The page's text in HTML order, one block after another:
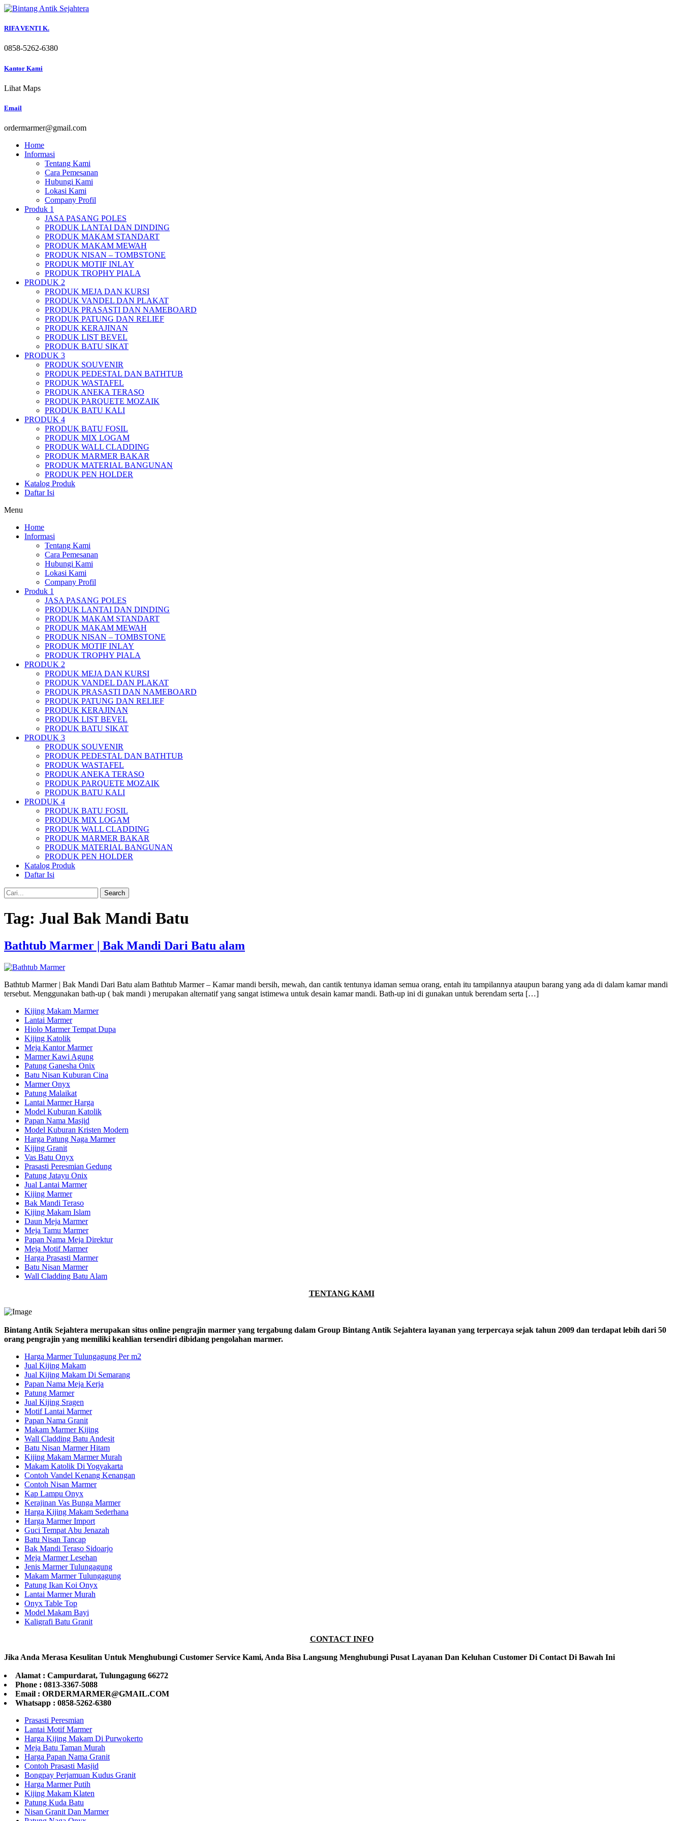
Skip
content
RIFA VENTI K.
0858-5262-6380
Kantor Kami
Lihat Maps
Email
ordermarmer@gmail.com
Home
Informasi
Tentang Kami
Cara Pemesanan
Hubungi Kami
Lokasi Kami
Company Profil
Produk 1
JASA PASANG POLES
PRODUK LANTAI DAN DINDING
PRODUK MAKAM STANDART
PRODUK MAKAM MEWAH
PRODUK NISAN – TOMBSTONE
PRODUK MOTIF INLAY
PRODUK TROPHY PIALA
PRODUK 2
PRODUK MEJA DAN KURSI
PRODUK VANDEL DAN PLAKAT
PRODUK PRASASTI DAN NAMEBOARD
PRODUK PATUNG DAN RELIEF
PRODUK KERAJINAN
PRODUK LIST BEVEL
PRODUK BATU SIKAT
PRODUK 3
PRODUK SOUVENIR
PRODUK PEDESTAL DAN BATHTUB
PRODUK WASTAFEL
PRODUK ANEKA TERASO
PRODUK PARQUETE MOZAIK
PRODUK BATU KALI
PRODUK 4
PRODUK BATU FOSIL
PRODUK MIX LOGAM
PRODUK WALL CLADDING
PRODUK MARMER BAKAR
PRODUK MATERIAL BANGUNAN
PRODUK PEN HOLDER
Katalog Produk
Daftar Isi
Menu
Home
Informasi
Tentang Kami
Cara Pemesanan
Hubungi Kami
Lokasi Kami
Company Profil
Produk 1
JASA PASANG POLES
PRODUK LANTAI DAN DINDING
PRODUK MAKAM STANDART
PRODUK MAKAM MEWAH
PRODUK NISAN – TOMBSTONE
PRODUK MOTIF INLAY
PRODUK TROPHY PIALA
PRODUK 2
PRODUK MEJA DAN KURSI
PRODUK VANDEL DAN PLAKAT
PRODUK PRASASTI DAN NAMEBOARD
PRODUK PATUNG DAN RELIEF
PRODUK KERAJINAN
PRODUK LIST BEVEL
PRODUK BATU SIKAT
PRODUK 3
PRODUK SOUVENIR
PRODUK PEDESTAL DAN BATHTUB
PRODUK WASTAFEL
PRODUK ANEKA TERASO
PRODUK PARQUETE MOZAIK
PRODUK BATU KALI
PRODUK 4
PRODUK BATU FOSIL
PRODUK MIX LOGAM
PRODUK WALL CLADDING
PRODUK MARMER BAKAR
PRODUK MATERIAL BANGUNAN
PRODUK PEN HOLDER
Katalog Produk
Daftar Isi
Search
Tag: Jual Bak Mandi Batu
Bathtub Marmer | Bak Mandi Dari Batu alam
Bathtub Marmer | Bak Mandi Dari Batu alam Bathtub Marmer – Kamar mandi bersih, mewah, dan cantik tentunya idaman semua orang, entah itu tampilannya ataupun barang yang ada di dalam kamar mandi
tersebut. Menggunakan bath-up ( bak mandi ) merupakan alternatif yang sangat istimewa untuk desain kamar mandi. Bath-up ini di gunakan untuk berendam serta […]
Kijing Makam Marmer
Lantai Marmer
Hiolo Marmer Tempat Dupa
Kijing Katolik
Meja Kantor Marmer
Marmer Kawi Agung
Patung Ganesha Onix
Batu Nisan Kuburan Cina
Marmer Onyx
Patung Malaikat
Lantai Marmer Harga
Model Kuburan Katolik
Papan Nama Masjid
Model Kuburan Kristen Modern
Harga Patung Naga Marmer
Kijing Granit
Vas Batu Onyx
Prasasti Peresmian Gedung
Patung Jatayu Onix
Jual Lantai Marmer
Kijing Marmer
Bak Mandi Teraso
Kijing Makam Islam
Daun Meja Marmer
Meja Tamu Marmer
Papan Nama Meja Direktur
Meja Motif Marmer
Harga Prasasti Marmer
Batu Nisan Marmer
Wall Cladding Batu Alam
TENTANG KAMI
Bintang Antik Sejahtera merupakan situs online pengrajin marmer yang tergabung dalam Group Bintang Antik Sejahtera layanan yang terpercaya sejak tahun 2009 dan terdapat lebih dari 50
orang pengrajin yang memiliki keahlian tersendiri dibidang pengolahan marmer.
Harga Marmer Tulungagung Per m2
Jual Kijing Makam
Jual Kijing Makam Di Semarang
Papan Nama Meja Kerja
Patung Marmer
Jual Kijing Sragen
Motif Lantai Marmer
Papan Nama Granit
Makam Marmer Kijing
Wall Cladding Batu Andesit
Batu Nisan Marmer Hitam
Kijing Makam Marmer Murah
Makam Katolik Di Yogyakarta
Contoh Vandel Kenang Kenangan
Contoh Nisan Marmer
Kap Lampu Onyx
Kerajinan Vas Bunga Marmer
Harga Kijing Makam Sederhana
Harga Marmer Import
Guci Tempat Abu Jenazah
Batu Nisan Tancap
Bak Mandi Teraso Sidoarjo
Meja Marmer Lesehan
Jenis Marmer Tulungagung
Makam Marmer Tulungagung
Patung Ikan Koi Onyx
Lantai Marmer Murah
Onyx Table Top
Model Makam Bayi
Kaligrafi Batu Granit
CONTACT INFO
Jika Anda Merasa Kesulitan Untuk Menghubungi Customer Service Kami, Anda Bisa Langsung Menghubungi Pusat Layanan Dan Keluhan Customer Di Contact Di Bawah Ini
Alamat : Campurdarat, Tulungagung 66272
Phone : 0813-3367-5088
Email : ORDERMARMER@GMAIL.COM
Whatsapp : 0858-5262-6380
Prasasti Peresmian
Lantai Motif Marmer
Harga Kijing Makam Di Purwokerto
Meja Batu Taman Murah
Harga Papan Nama Granit
Contoh Prasasti Masjid
Bongpay Perjamuan Kudus Granit
Harga Marmer Putih
Kijing Makam Klaten
Patung Kuda Batu
Nisan Granit Dan Marmer